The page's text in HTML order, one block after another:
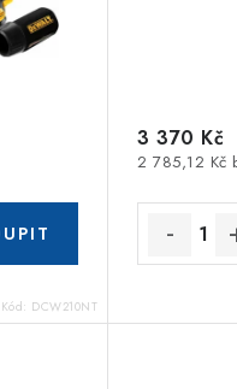
Kód: DCW210NT
2 785,12 Kč
3 370 Kč